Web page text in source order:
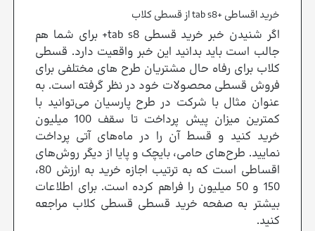
خرید اقساطی +tab s8 از قسطی کلاب
اگر شنیدن خبر خرید قسطی tab s8+ برای شما هم
جالب است باید بدانید این خبر واقعیت دارد. قسطی
کلاب برای رفاه حال مشتریان طرح های مختلفی برای
فروش قسطی محصولات خود در نظر گرفته است. به
عنوان مثال با شرکت در طرح پارسیان می‌توانید با
کمترین میزان پیش پرداخت تا سقف 100 میلیون
خرید کنید و قسط آن را در ماه‌های آتی پرداخت
نمایید. طرح‌های حامی، بایچک و پایا از دیگر روش‌های
اقساطی است که به ترتیب اجازه خرید به ارزش 80،
150 و 50 میلیون را فراهم کرده است. برای اطلاعات
بیشتر به صفحه خرید قسطی قسطی کلاب مراجعه
کنید.